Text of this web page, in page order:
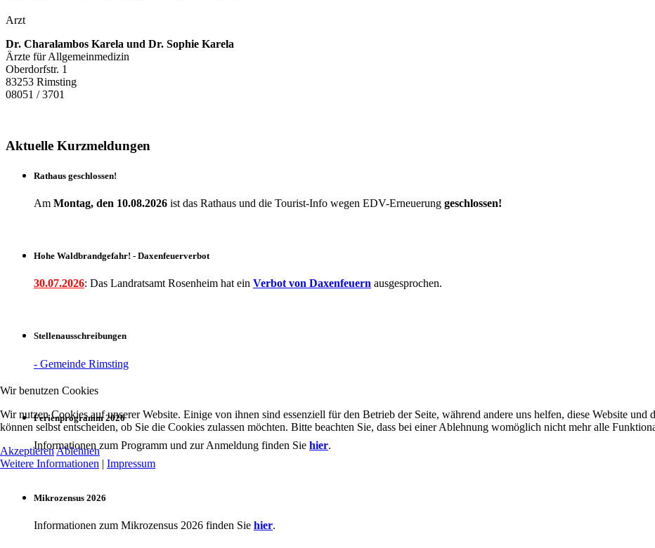
Arzt
Dr. Charalambos Karela und Dr. Sophie Karela
Ärzte für Allgemeinmedizin
Oberdorfstr. 1
83253 Rimsting
08051 / 3701
Aktuelle Kurzmeldungen
Rathaus geschlossen!
Am Montag, den 10.08.2026 ist das Rathaus und die Tourist-Info wegen EDV-Erneuerung geschlossen!
Hohe Waldbrandgefahr! - Daxenfeuerverbot
30.07.2026: Das Landratsamt Rosenheim hat ein Verbot von Daxenfeuern ausgesprochen.
Stellenausschreibungen
- Gemeinde Rimsting
Ferienprogramm 2026
Informationen zum Programm und zur Anmeldung finden Sie hier.
Mikrozensus 2026
Informationen zum Mikrozensus 2026 finden Sie hier.
Wir benutzen Cookies
Wir nutzen Cookies auf unserer Website. Einige von ihnen sind essenziell für den Betrieb der Seite, während andere uns helfen, diese Website
können selbst entscheiden, ob Sie die Cookies zulassen möchten. Bitte beachten Sie, dass bei einer Ablehnung womöglich nicht mehr alle
AkzeptierenAblehnen
Weitere Informationen | Impressum